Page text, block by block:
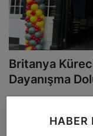
HABER
Britanya
Dayanışma
Kültür, dayanışma ve